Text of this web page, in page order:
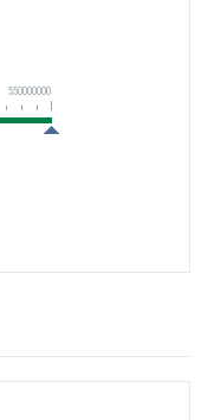
550000000